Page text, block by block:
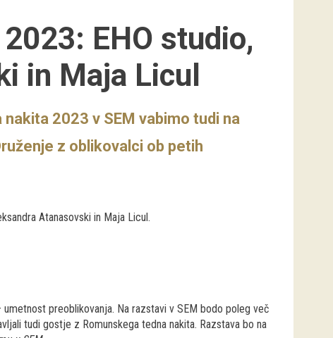
EHO studio,
in Maja Licul
2023 v SEM vabimo tudi na
z oblikovalci ob petih
Atanasovski in Maja Licul.
preoblikovanja. Na razstavi v SEM bodo poleg več
tudi gostje z Romunskega tedna nakita. Razstava bo na